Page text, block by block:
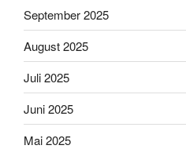
September 2025
August 2025
Juli 2025
Juni 2025
Mai 2025